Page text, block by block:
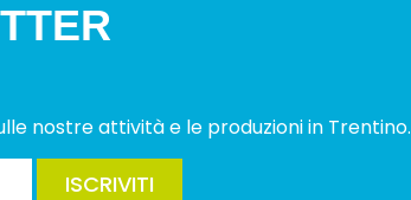
nostre attività e le produzioni in Trentino.
ISCRIVITI